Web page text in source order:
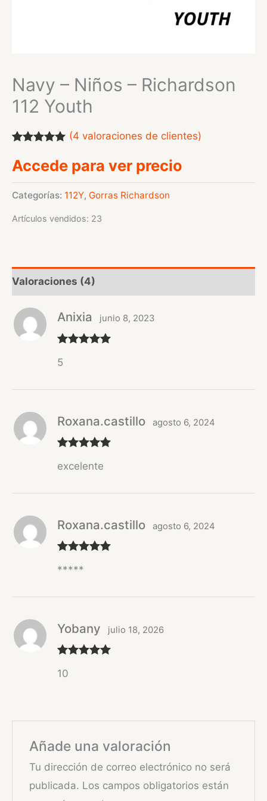
Navy – Niños – Richardson
112 Youth
con5.00 de
5 en base a
valoraciones
de clientes
(4 valoraciones de clientes)
Accede para ver precio
Categorías: 112Y, Gorras Richardson
Artículos vendidos: 23
Valoraciones (4)
con
Anixia junio 8, 2023
5
con5 de 5
Roxana.castillo agosto 6, 2024
excelente
con5de 5
Roxana.castillo agosto 6, 2024
*****
con
Yobany julio 18, 2026
10
Añade una valoración
Tu dirección de correo electrónico no será
publicada. Los campos obligatorios están